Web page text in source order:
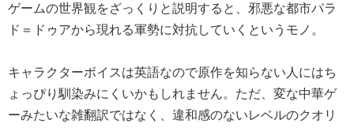
ゲームの世界観をざっくりと説明すると、邪悪な都市パラ
ド＝ドゥアから現れる軍勢に対抗していくというモノ。
キャラクターボイスは英語なので原作を知らない人にはち
ょっぴり馴染みにくいかもしれません。ただ、変な中華ゲ
ーみたいな雑翻訳ではなく、違和感のないレベルのクオリ